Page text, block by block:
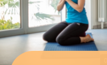
Karriere
Sozialdienste & Zuweisende